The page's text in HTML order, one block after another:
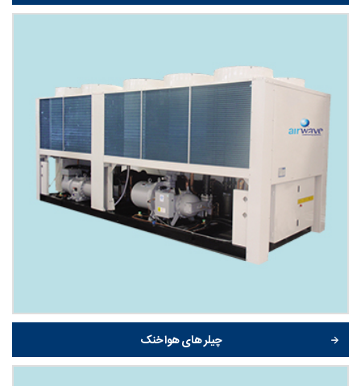
چیلر های هوا خنک